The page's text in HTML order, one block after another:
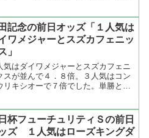
だと思っていたので「アレ？」と思
のですが、時系列を見てみ...
記念の前日オッズ「１人気は
ワメジャーとスズカフェニッ
」
気はダイワメジャーとスズカフェニ
スが並んで４．８倍。３人気はコン
リキシオーで７倍でした。単勝と複
いるようですが、シンボリエスケー
単勝１７人気、複勝４...
杯フューチュリティＳの前日
ズ １人気はローズキングダ